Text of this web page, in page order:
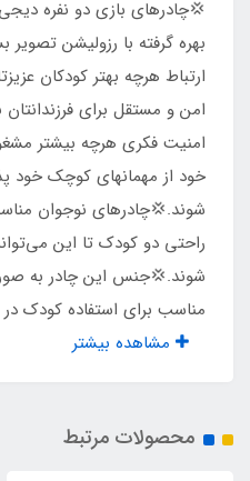
دارد
نوع زیپ ها
شماره 5
نوع چاپ تصویر
چاپ بنری
مناسب برای بازی
جنس کف
​​​​💢چادرهای بازی دو نفره
بهره گرفته با رزولیشن
ارتباط هرچه بهتر کودکان
امن و مستقل برای
امنیت فکری هرچه بیشتر
خود از مهمانهای کوچک خود
راحتی دو کودک تا این
شوند.💢جنس این چادر به
مناسب برای استفاده کودک
مشاهده بیشتر
محصولات مرتبط